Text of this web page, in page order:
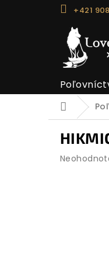
+421
Domov
Priemerné